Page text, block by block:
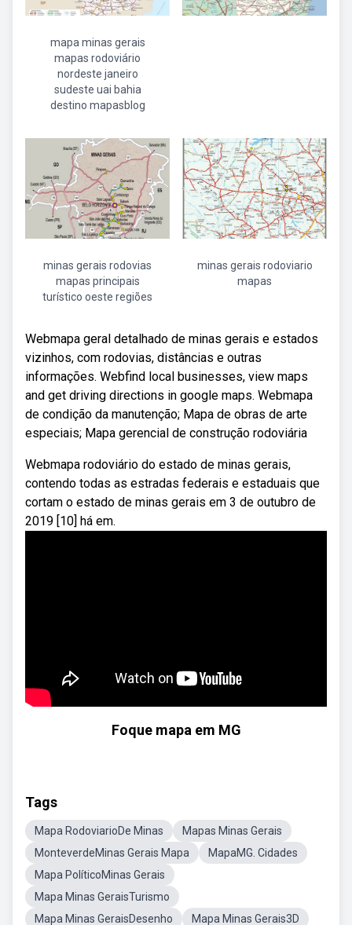
mapa minas gerais
mapas rodoviário
nordeste janeiro
sudeste uai bahia
destino mapasblog
minas gerais rodovias
mapas principais
turístico oeste regiões
minas gerais rodoviario
mapas
Webmapa geral detalhado de minas gerais e estados
vizinhos, com rodovias, distâncias e outras
informações. Webfind local businesses, view maps
and get driving directions in google maps. Webmapa
de condição da manutenção; Mapa de obras de arte
especiais; Mapa gerencial de construção rodoviária
Webmapa rodoviário do estado de minas gerais,
contendo todas as estradas federais e estaduais que
cortam o estado de minas gerais em 3 de outubro de
2019 [10] há em.
Foque mapa em MG
Tags
Mapa RodoviarioDe Minas
Mapas Minas Gerais
MonteverdeMinas Gerais Mapa
MapaMG. Cidades
Mapa PolíticoMinas Gerais
Mapa Minas GeraisTurismo
Mapa Minas GeraisDesenho
Mapa Minas Gerais3D